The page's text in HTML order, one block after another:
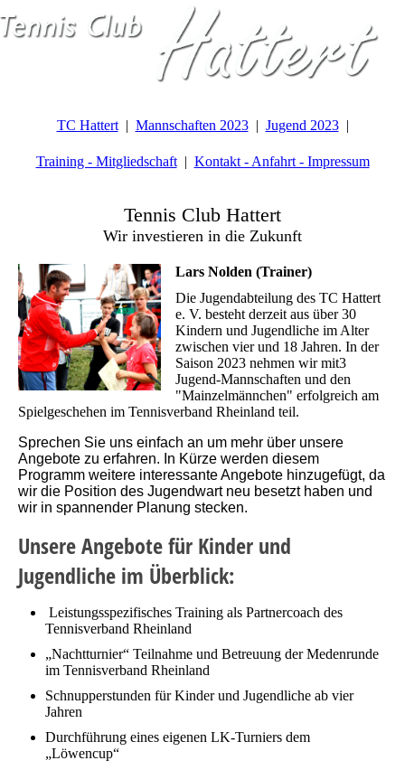
TC Hattert Mannschaften 2023 Jugend 2023
Training - Mitgliedschaft Kontakt - Anfahrt - Impressum
Tennis Club Hattert
Wir investieren in die Zukunft
Lars Nolden (Trainer)
Die Jugendabteilung des TC Hattert
e. V. besteht derzeit aus über 30
Kindern und Jugendliche im Alter
zwischen vier und 18 Jahren. In der
Saison 2023 nehmen wir mit3
Jugend-Mannschaften und den
"Mainzelmännchen" erfolgreich am
Spielgeschehen im Tennisverband Rheinland teil.
Sprechen Sie uns einfach an um mehr über unsere
Angebote zu erfahren. In Kürze werden diesem
Programm weitere interessante Angebote hinzugefügt, da
wir die Position des Jugendwart neu besetzt haben und
wir in spannender Planung stecken.
Unsere Angebote für Kinder und
Jugendliche im Überblick:
Leistungsspezifisches Training als Partnercoach des
Tennisverband Rheinland
„Nachtturnier“ Teilnahme und Betreuung der Medenrunde
im Tennisverband Rheinland
Schnupperstunden für Kinder und Jugendliche ab vier
Jahren
Durchführung eines eigenen LK-Turniers dem
„Löwencup“